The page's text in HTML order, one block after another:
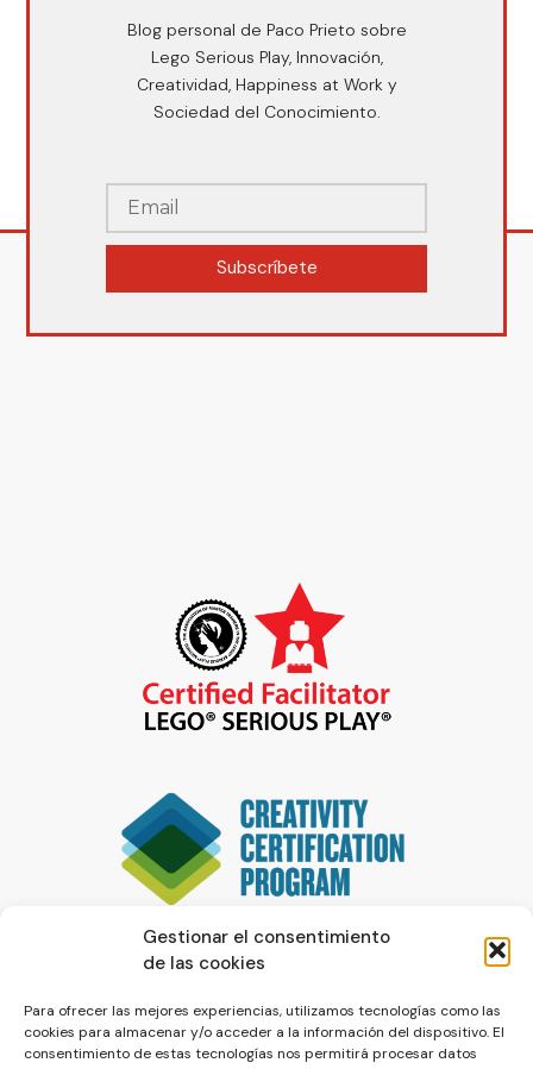
Gestionar el consentimiento
de las cookies
Para ofrecer las mejores experiencias, utilizamos tecnologías como las
cookies para almacenar y/o acceder a la información del dispositivo. El
consentimiento de estas tecnologías nos permitirá procesar datos
Blog personal de Paco Prieto sobre
Lego Serious Play, Innovación,
Creatividad, Happiness at Work y
Sociedad del Conocimiento.
Subscríbete